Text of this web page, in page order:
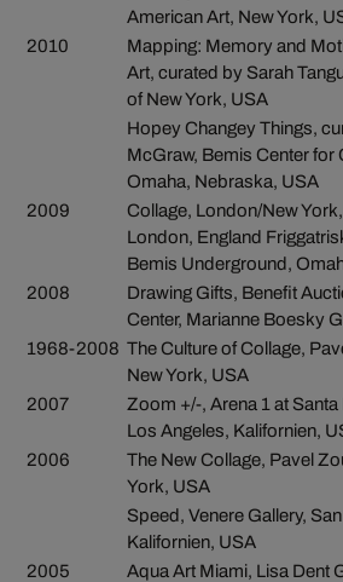
American Art, New York,
2010
Mapping: Memory and
Art, curated by Sarah
of New York, USA
Hopey Changey Things,
McGraw, Bemis Center
Omaha, Nebraska, USA
2009
Collage, London/New
London, England
Bemis Underground,
2008
Drawing Gifts, Benefit
Center, Marianne Boesky
1968-2008 The Culture of Collage,
New York, USA
2007
Zoom +/-, Arena 1 at
Los Angeles, Kalifornien,
2006
The New Collage, Pavel
York, USA
Speed, Venere Gallery,
Kalifornien, USA
2005
Aqua Art Miami, Lisa Dent